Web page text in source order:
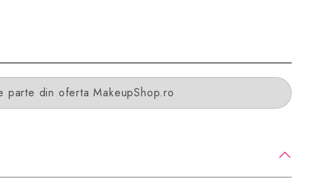
parte din oferta MakeupShop.ro